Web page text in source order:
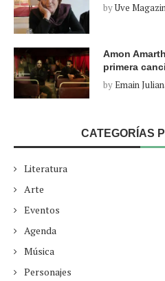
byUve
Amon
primera
byEmain
CATEGORÍAS
Literatura
Arte
Eventos
Agenda
Música
Personajes